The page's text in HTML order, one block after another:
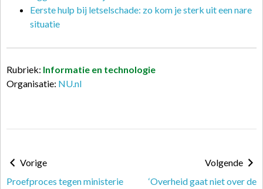
Eerste hulp bij letselschade: zo kom je sterk uit een nare
situatie
Rubriek: Informatie en technologie
Organisatie: NU.nl
Vorige
Proefproces tegen ministerie
Volgende
‘Overheid gaat niet over de